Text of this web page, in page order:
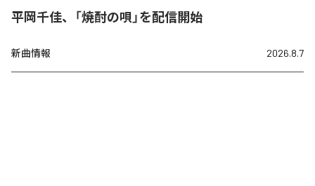
平岡千佳、「焼酎の唄」を配信開始
新曲情報 2026.8.7